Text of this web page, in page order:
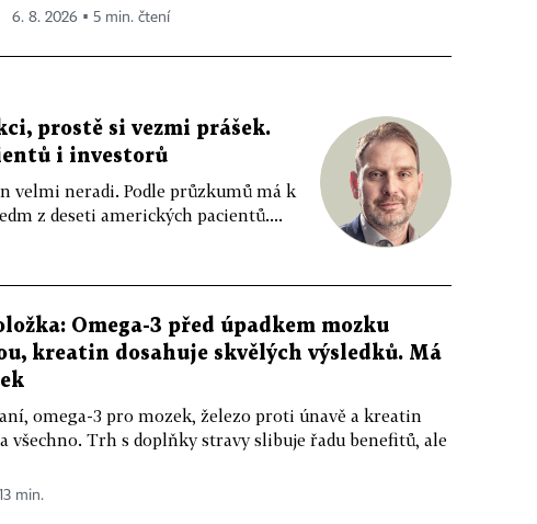
6. 8. 2026 ▪ 5 min. čtení
prostě si vezmi prášek.
i investorů
velmi neradi. Podle průzkumů má k
z deseti amerických pacientů....
Omega-3 před úpadkem mozku
kreatin dosahuje skvělých výsledků. Má
omega-3 pro mozek, železo proti únavě a kreatin
všechno. Trh s doplňky stravy slibuje řadu benefitů, ale
min.